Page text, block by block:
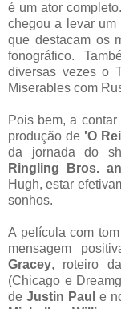
é um ator
chegou a levar um
que destacam os
fonográfico.
diversas vezes o
Miserables com
Pois bem, a
produção de 'O
da jornada do
Ringling Bros.
Hugh, estar
sonhos.
A película com
mensagem
Gracey, roteiro
(Chicago e
deJustin Paul e